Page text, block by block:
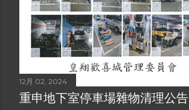
12月 02, 2024
重申地下室停車場雜物清理公告